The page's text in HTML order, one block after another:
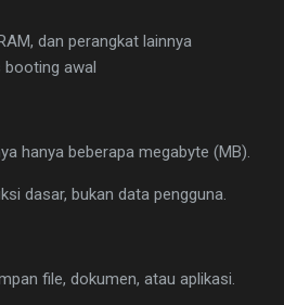
dan perangkat lainnya
booting awal
hanya beberapa megabyte (MB).
dasar, bukan data pengguna.
file, dokumen, atau aplikasi.